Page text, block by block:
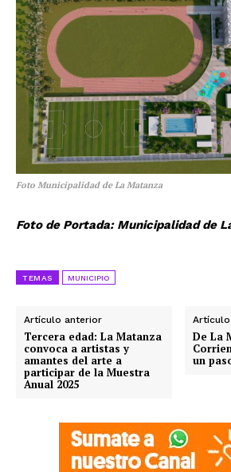
Foto Municipalidad de La Matanza
Foto de Portada: Municipalidad de
TEMAS MUNICIPIO
Artículo anterior
Tercera edad: La Matanza
convoca a artistas y
amantes del arte a
participar de la Muestra
Anual 2025
De La
un